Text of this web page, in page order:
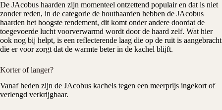
De JAcobus haarden zijn momenteel ontzettend populair en dat is niet
zonder reden, in de categorie de houthaarden hebben de JAcobus
haarden het hoogste rendement, dit komt onder andere doordat de
toegevoerde lucht voorverwarmd wordt door de haard zelf. Wat hier
ook nog bij helpt, is een reflecterende laag die op de ruit is aangebracht
die er voor zorgt dat de warmte beter in de kachel blijft.
Korter of langer?
Vanaf heden zijn de JAcobus kachels tegen een meerprijs ingekort of
verlengd verkrijgbaar.